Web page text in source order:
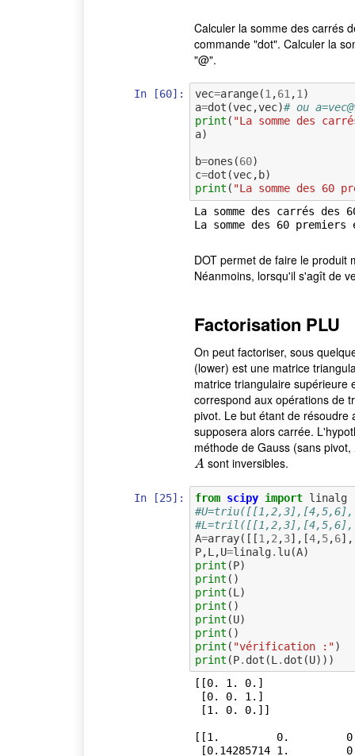
Calculer la somme des carrés
commande "dot". Calculer la
"@".
In [60]: vec=arange(1,61,1)
a=dot (vec,vec)# ou
print ( "La somme des
a)
b=ones (60)
c=dot (vec, b)
print ( "La somme des 60
La somme des carrés
DOT permet de faire le produit
Néanmoins, lorsqu'il s'agît de
Factorisation PLU
On peut factoriser, sous
(lower) est une matrice
matrice triangulaire supérieure
correspond aux opérations de
pivot. Le but étant de
supposera alors carrée.
méthode de Gauss (sans pivot,
A
A sont inversibles.
In [25]: from scipy import linalg
A=array([[1 ,2 ,3],[4,5,6
P,L ,U=linalg. lu(A)
print (P)
print ()
print (L )
print ()
print (U)
print ()
print ( "vérification :")
print (P. dot (L . dot (U)))
[[0. 1. 0.]
[[1.         0.